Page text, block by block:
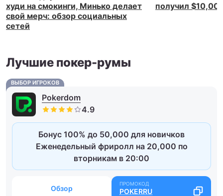
худи на смокинги, Минько делает
свой мерч: обзор социальных
сетей
получил
Лучшие покер-румы
ВЫБОР ИГРОКОВ
Pokerdom
Бонус 100% до 50,000 для новичков
Еженедельный фриролл на 20,000 по
вторникам в 20:00
Обзор POKERRU